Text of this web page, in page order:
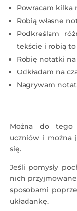
Powracam kilka
Robią własne
Podkreślam
tekście i robią to
Robię notatki
Odkładam na
Nagrywam
Można do tego
uczniów i można
się.
Jeśli pomysły
nich
sposobami
układankę.